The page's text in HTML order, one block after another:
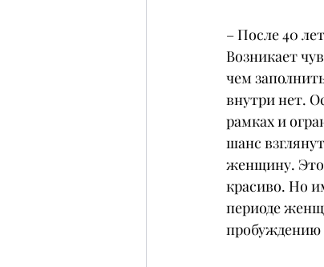
– После 40
Возникает
чем
внутри нет.
рамках и
шанс
женщину. Это
красиво. Но
периоде
пробуждению